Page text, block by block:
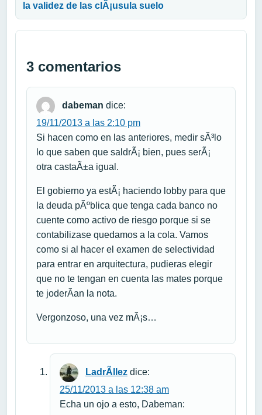
la validez de las clÃ¡usula suelo
3 comentarios
dabeman dice:
19/11/2013 a las 2:10 pm
Si hacen como en las anteriores, medir sÃ³lo
lo que saben que saldrÃ¡ bien, pues serÃ¡
otra castaÃ±a igual.
El gobierno ya estÃ¡ haciendo lobby para que
la deuda pÃºblica que tenga cada banco no
cuente como activo de riesgo porque si se
contabilizase quedamos a la cola. Vamos
como si al hacer el examen de selectividad
para entrar en arquitectura, pudieras elegir
que no te tengan en cuenta las mates porque
te joderÃ­an la nota.
Vergonzoso, una vez mÃ¡s…
LadrÃ­llez dice:
25/11/2013 a las 12:38 am
Echa un ojo a esto, Dabeman: